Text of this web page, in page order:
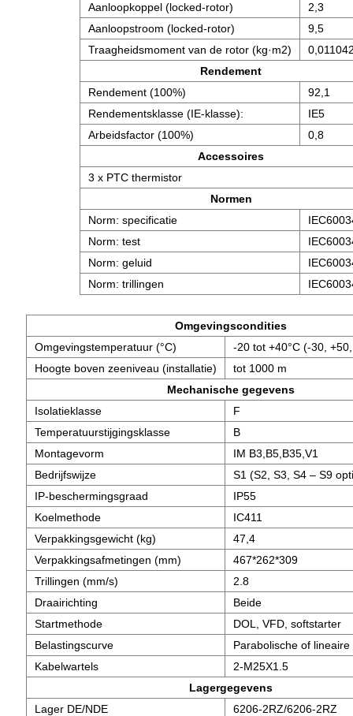
Aanloopkoppel (locked-rotor)
2,3
Aanloopstroom (locked-rotor)
9,5
Traagheidsmoment van de rotor (kg·m2)
Rendement
Rendement (100%)
92,1
Rendementsklasse (IE-klasse):
IE5
Arbeidsfactor (100%)
0,8
Accessoires
3 x PTC thermistor
Normen
Norm: specificatie
Norm: test
Norm: geluid
Norm: trillingen
Omgevingscondities
Omgevingstemperatuur (°C)
-20 tot +40°C (-30,
Hoogte boven zeeniveau (installatie)
tot 1000 m
Mechanische gegevens
Isolatieklasse
F
Temperatuurstijgingsklasse
B
Montagevorm
IM B3,B5,B35,V1
Bedrijfswijze
S1 (S2, S3, S4 – S9
IP-beschermingsgraad
IP55
Koelmethode
IC411
Verpakkingsgewicht (kg)
47,4
Verpakkingsafmetingen (mm)
467*262*309
Trillingen (mm/s)
2.8
Draairichting
Beide
Startmethode
DOL, VFD, softstarter
Belastingscurve
Parabolische of
Kabelwartels
2-M25X1.5
Lagergegevens
Lager DE/NDE
6206-2RZ/6206-2RZ